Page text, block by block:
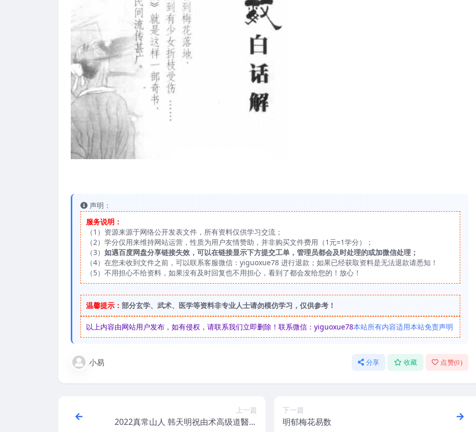
声明：
服务说明：
（1）资源来源于网络公开发表文件，所有资料仅供学习交流；
（2）学分仅用来维持网站运营，性质为用户友情赞助，并非购买文件费用（1元=1学分）；
（3） 如遇百度网盘分享链接失效，可以在链接显示下方提交工单，管理员都会及时处理的或加微信处理；
（4）在您未收到文件之前，可以联系客服微信：yiguoxue78 进行退款；如果已经获取资料是无法退款请悉知！
（5）不用担心不给资料，如果没有及时回复也不用担心，看到了都会发给您的！放心！
温馨提示： 部分玄学、武术、医学等资料非专业人士请勿模仿学习，仅供参考！
以上内容由网站用户发布，如有侵权，请联系我们立即删除！联系微信：yiguoxue78本站所有内容适用本站免责声明
小易 分享 收藏 点赞(0)
上一篇
2022真常山人 韩天明祝由术高级道醫入
下一篇
明郁梅花易数